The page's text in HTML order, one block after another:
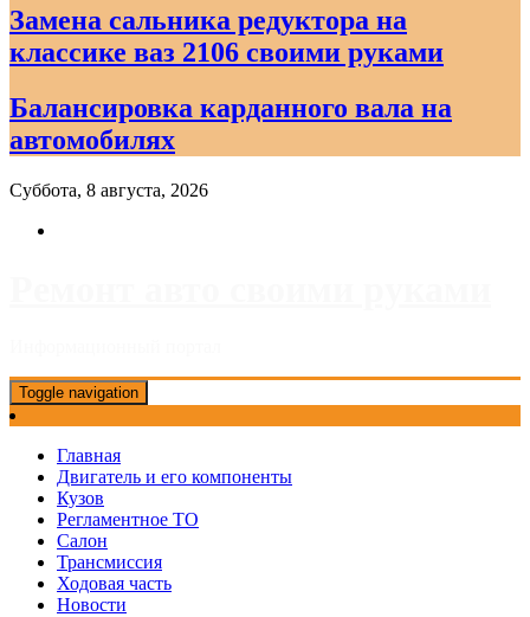
Замена сальника редуктора на
классике ваз 2106 своими руками
Балансировка карданного вала на
автомобилях
Суббота, 8 августа, 2026
Toggle navigation
Главная
Двигатель и его компоненты
Кузов
Регламентное ТО
Салон
Трансмиссия
Ходовая часть
Новости